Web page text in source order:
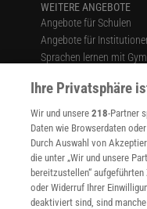
WEITERE ANGEBOTE
Angebote für Schulen
Angebote für
Sprachen lernen mit
Für Spektrum schreiben
WEBSEITEN
KielSCN
Wissenschaft in die
SciLogs
Ihre Privatsphäre
Wir und unsere218-Partner
Daten wie Browserdaten
Durch Auswahl von
die unter „Wir und unsere
bereitzustellen“
oder Widerruf Ihrer
deaktiviert sind, sind